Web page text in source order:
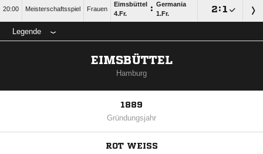
20:00 Meisterschaftsspiel Frauen
Eimsbüttel
4.Fr.
: Germania
1.Fr.
:
Legende
EIMSBÜTTEL
Hamburg
1889
Gründungsjahr
ROT WEISS